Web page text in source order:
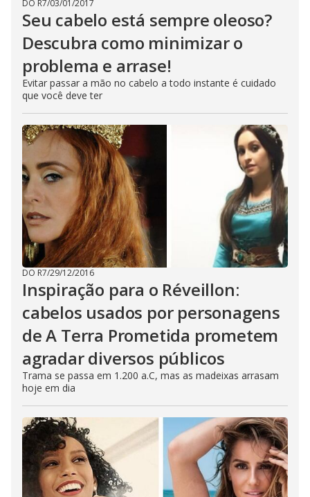
DO R7/03/01/2017
Seu cabelo está sempre oleoso?
Descubra como minimizar o
problema e arrase!
Evitar passar a mão no cabelo a todo instante é cuidado
que você deve ter
DO R7/29/12/2016
Inspiração para o Réveillon:
cabelos usados por personagens
de A Terra Prometida prometem
agradar diversos públicos
Trama se passa em 1.200 a.C, mas as madeixas arrasam
hoje em dia